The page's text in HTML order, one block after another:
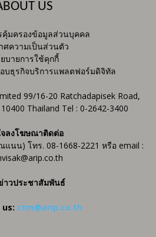
US
คุ้มครองข้อมูลส่วนบุคคล
ศความเป็นส่วนตัว
บายการใช้คุกกี้
บธุรกิจบริการแพลตฟอร์มดิจิทัล
99/16-20 Ratchadapisek Road,
Thailand Tel : 0-2642-3400
ลงโฆษณาติดต่อ
นน) โทร. 08-1668-2221 หรือ email :
าวประชาสัมพันธ์
ctm@arip.co.th